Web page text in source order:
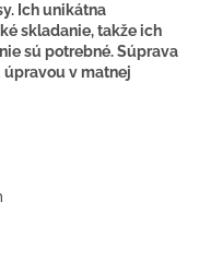
Ich unikátna
skladanie, takže ich
sú potrebné. Súprava
úpravou v matnej